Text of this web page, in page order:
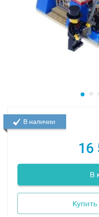
Задняя часть грузовика
вместительный
трансформированный в
лабораторию. Спереди
голубоватым окошком.
креплениям стену
Лаборатория разделена
большой дисплей, на
местности и возможное
заброшенного храма.
компьютер с плоским
позволяющим
найдённых артефактов.
16
В
В наличии